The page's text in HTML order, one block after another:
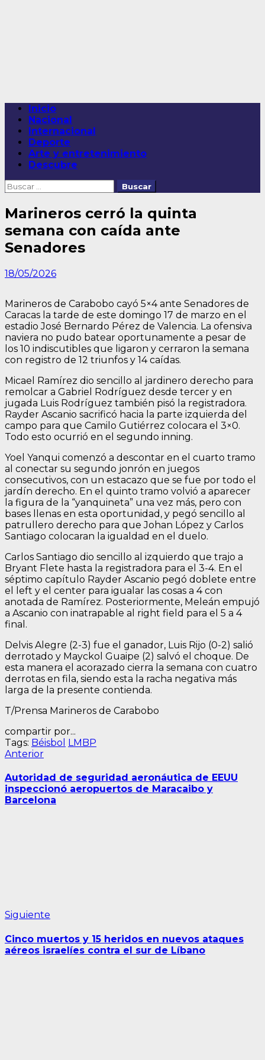
Menú
principal
Inicio
Nacional
Internacional
Deporte
Arte y entretenimiento
Descubre
Buscar:
Marineros cerró la quinta
semana con caída ante
Senadores
18/05/2026
Marineros de Carabobo cayó 5×4 ante Senadores de
Caracas la tarde de este domingo 17 de marzo en el
estadio José Bernardo Pérez de Valencia. La ofensiva
naviera no pudo batear oportunamente a pesar de
los 10 indiscutibles que ligaron y cerraron la semana
con registro de 12 triunfos y 14 caídas.
Micael Ramírez dio sencillo al jardinero derecho para
remolcar a Gabriel Rodríguez desde tercer y en
jugada Luis Rodríguez también pisó la registradora.
Rayder Ascanio sacrificó hacia la parte izquierda del
campo para que Camilo Gutiérrez colocara el 3×0.
Todo esto ocurrió en el segundo inning.
Yoel Yanqui comenzó a descontar en el cuarto tramo
al conectar su segundo jonrón en juegos
consecutivos, con un estacazo que se fue por todo el
jardín derecho. En el quinto tramo volvió a aparecer
la figura de la “yanquineta” una vez más, pero con
bases llenas en esta oportunidad, y pegó sencillo al
patrullero derecho para que Johan López y Carlos
Santiago colocaran la igualdad en el duelo.
Carlos Santiago dio sencillo al izquierdo que trajo a
Bryant Flete hasta la registradora para el 3-4. En el
séptimo capítulo Rayder Ascanio pegó doblete entre
el left y el center para igualar las cosas a 4 con
anotada de Ramírez. Posteriormente, Meleán empujó
a Ascanio con inatrapable al right field para el 5 a 4
final.
Delvis Alegre (2-3) fue el ganador, Luis Rijo (0-2) salió
derrotado y Mayckol Guaipe (2) salvó el choque. De
esta manera el acorazado cierra la semana con cuatro
derrotas en fila, siendo esta la racha negativa más
larga de la presente contienda.
T/Prensa Marineros de Carabobo
compartir por...
Tags: Béisbol LMBP
Navegación
de
entradas
AnteriorEntrada
Autoridad de seguridad aeronáutica de EEUU
inspeccionó aeropuertos de Maracaibo y
Barcelona
Siguiente
Cinco muertos y 15 heridos en nuevos ataques
aéreos israelíes contra el sur de Líbano